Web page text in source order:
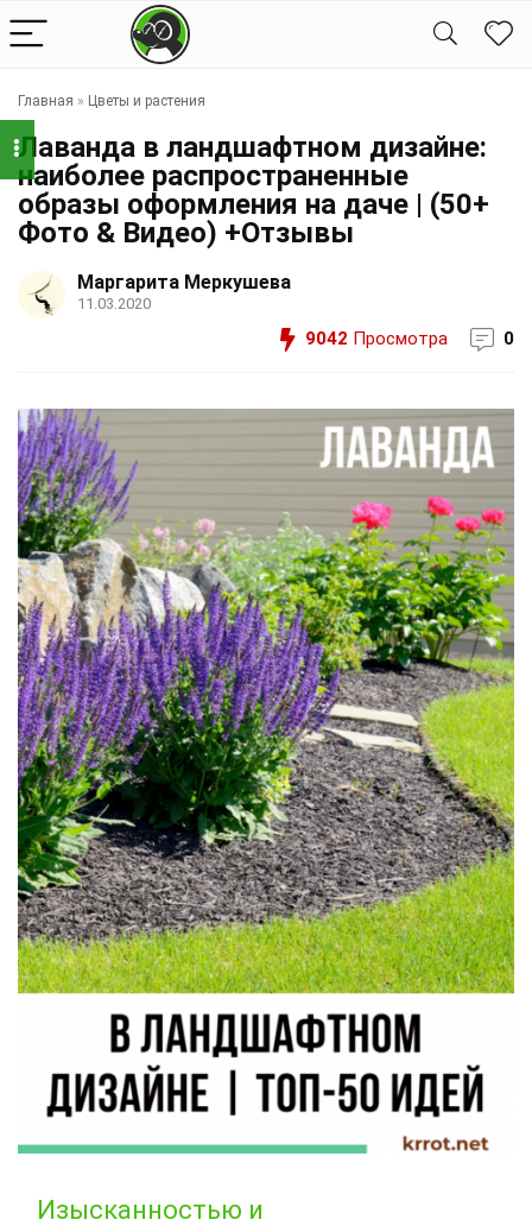
Главная » Цветы и растения
Лаванда в ландшафтном дизайне:
наиболее распространенные
образы оформления на даче | (50+
Фото & Видео) +Отзывы
Маргарита Меркушева
11.03.2020
9042 Просмотра 0
Изысканностью и